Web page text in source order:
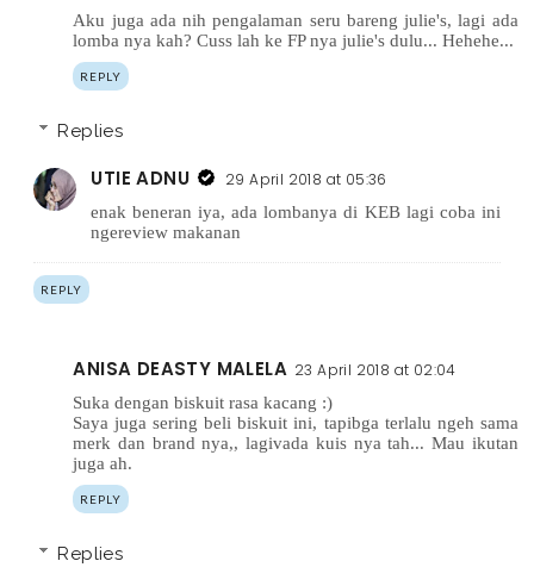
Aku juga ada nih pengalaman seru bareng julie's, lagi ada
lomba nya kah? Cuss lah ke FP nya julie's dulu... Hehehe...
REPLY
Replies
UTIE ADNU 29 April 2018 at 05:36
enak beneran iya, ada lombanya di KEB lagi coba ini
ngereview makanan
REPLY
ANISA DEASTY MALELA 23 April 2018 at 02:04
Suka dengan biskuit rasa kacang :)
Saya juga sering beli biskuit ini, tapibga terlalu ngeh sama
merk dan brand nya,, lagivada kuis nya tah... Mau ikutan
juga ah.
REPLY
Replies